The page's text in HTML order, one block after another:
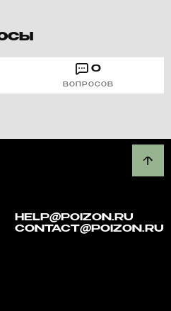
0
ВОПРОСОВ
HELP@POIZON.RU
CONTACT@POIZON.RU